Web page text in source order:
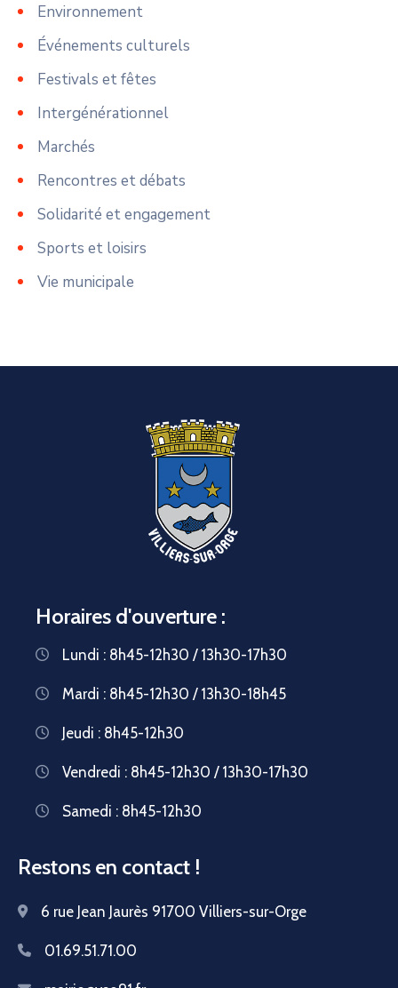
Environnement
Événements culturels
Festivals et fêtes
Intergénérationnel
Marchés
Rencontres et débats
Solidarité et engagement
Sports et loisirs
Vie municipale
Horaires d'ouverture :
Lundi : 8h45-12h30 / 13h30-17h30
Mardi : 8h45-12h30 / 13h30-18h45
Jeudi : 8h45-12h30
Vendredi : 8h45-12h30 / 13h30-17h30
Samedi : 8h45-12h30
Restons en contact !
6 rue Jean Jaurès 91700 Villiers-sur-Orge
01.69.51.71.00